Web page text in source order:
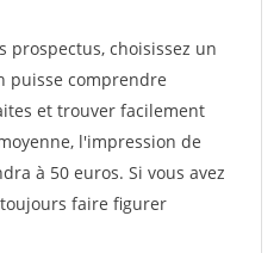
prospectus, choisissez un
puisse comprendre
et trouver facilement
l'impression de
à 50 euros. Si vous avez
faire figurer